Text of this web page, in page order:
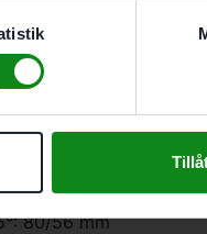
NV 5
NV 50
NV 23
min⁻¹
mm
80/56 mm